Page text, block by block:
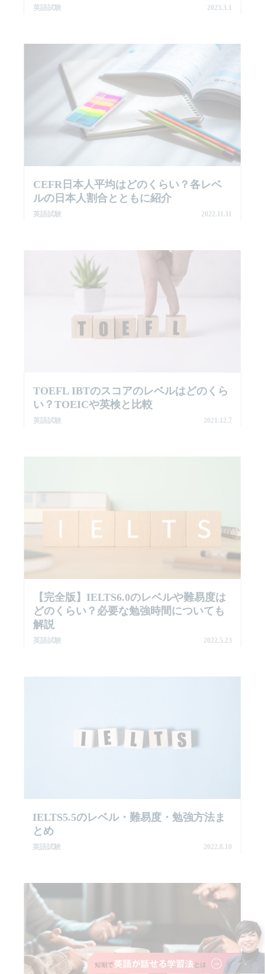
英語試験 2023.3.1
CEFR日本人平均はどのくらい？各レベ
ルの日本人割合とともに紹介
英語試験 2022.11.11
TOEFL IBTのスコアのレベルはどのくら
い？TOEICや英検と比較
英語試験 2021.12.7
【完全版】IELTS6.0のレベルや難易度は
どのくらい？必要な勉強時間についても
解説
英語試験 2022.5.23
IELTS5.5のレベル・難易度・勉強方法ま
とめ
英語試験 2022.8.10